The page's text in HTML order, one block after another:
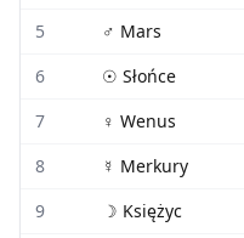
5
♂ Mars
6
☉ Słońce
7
♀ Wenus
8
☿ Merkury
9
☽ Księżyc